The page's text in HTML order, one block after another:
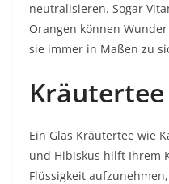
neutralisieren. Sogar
Orangen können
sie immer in Maßen zu
Kräutertee
Ein Glas Kräutertee wie
und Hibiskus hilft Ihrem
Flüssigkeit